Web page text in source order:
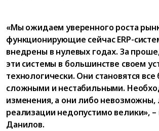
«Мы ожидаем уверенного роста
функционирующие сейчас ERP-
внедрены в нулевых годах. За
эти системы в большинстве своем
технологически. Они становятся все
сложными и нестабильными.
изменения, а они либо невозможны,
реализации недопустимо велики», –
Данилов.